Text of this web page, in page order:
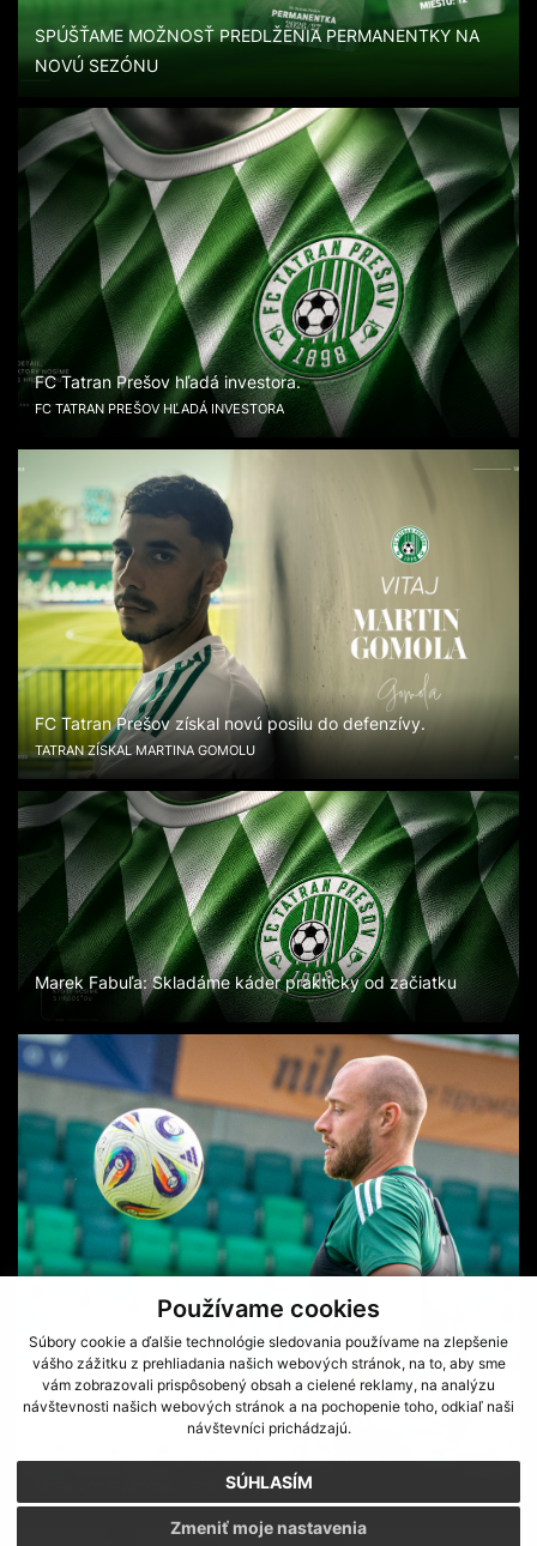
Používame cookies
Súbory cookie a ďalšie technológie sledovania používame na zlepšenie
vášho zážitku z prehliadania našich webových stránok, na to, aby sme
vám zobrazovali prispôsobený obsah a cielené reklamy, na analýzu
návštevnosti našich webových stránok a na pochopenie toho, odkiaľ naši
návštevníci prichádzajú.
SÚHLASÍM
Zmeniť moje nastavenia
SPÚŠŤAME MOŽNOSŤ PREDLŽENIA PERMANENTKY NA
NOVÚ SEZÓNU
FC Tatran Prešov hľadá investora.
FC TATRAN PREŠOV HĽADÁ INVESTORA
FC Tatran Prešov získal novú posilu do defenzívy.
TATRAN ZÍSKAL MARTINA GOMOLU
Marek Fabuľa: Skladáme káder prakticky od začiatku
PRVÉ STRETNUTIE PRED NOVOU SEZÓNOU
TATRAN ODŠTARTOVAL LETNÚ PRÍPRAVU